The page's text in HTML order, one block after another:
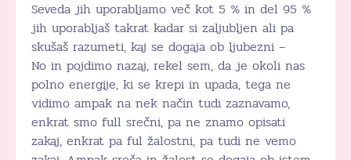
Seveda jih uporabljamo več kot 5 % in del 95 %
jih uporabljaš takrat kadar si zaljubljen ali pa
skušaš razumeti, kaj se dogaja ob ljubezni –
No in pojdimo nazaj, rekel sem, da je okoli nas
polno energije, ki se krepi in upada, tega ne
vidimo ampak na nek način tudi zaznavamo,
enkrat smo full srečni, pa ne znamo opisati
zakaj, enkrat pa ful žalostni, pa tudi ne vemo